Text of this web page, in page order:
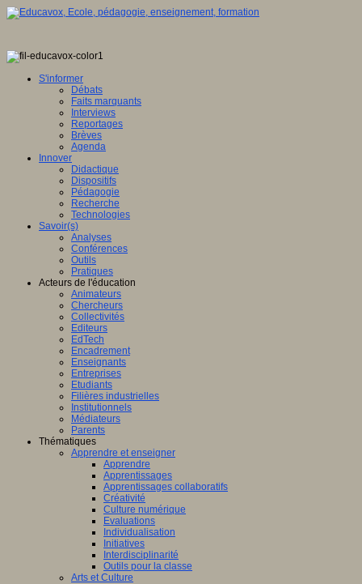
S'informer
Débats
Faits marquants
Interviews
Reportages
Brèves
Agenda
Innover
Didactique
Dispositifs
Pédagogie
Recherche
Technologies
Savoir(s)
Analyses
Conférences
Outils
Pratiques
Acteurs de l'éducation
Animateurs
Chercheurs
Collectivités
Editeurs
EdTech
Encadrement
Enseignants
Entreprises
Etudiants
Filières industrielles
Institutionnels
Médiateurs
Parents
Thématiques
Apprendre et enseigner
Apprendre
Apprentissages
Apprentissages collaboratifs
Créativité
Culture numérique
Evaluations
Individualisation
Initiatives
Interdisciplinarité
Outils pour la classe
Arts et Culture